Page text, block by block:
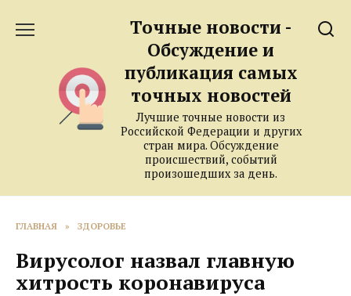
Точные новости -
Обсуждение и
публикация самых
точных новостей
Лучшие точные новости из
Российской Федерации и других
стран мира. Обсуждение
происшествий, событий
произошедших за день.
ГЛАВНАЯ » ЗДОРОВЬЕ
Вирусолог назвал главную
хитрость коронавируса